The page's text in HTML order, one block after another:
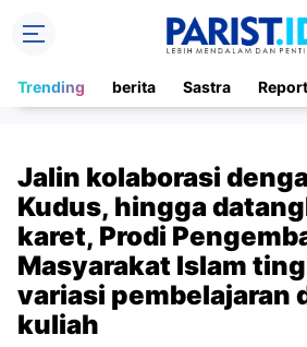
Trending berita Sastra
Jalin kolaborasi
Kudus, hingga
karet, Prodi
Masyarakat Islam
variasi pembelajaran
kuliah